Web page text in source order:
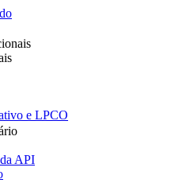
e LPCO
API